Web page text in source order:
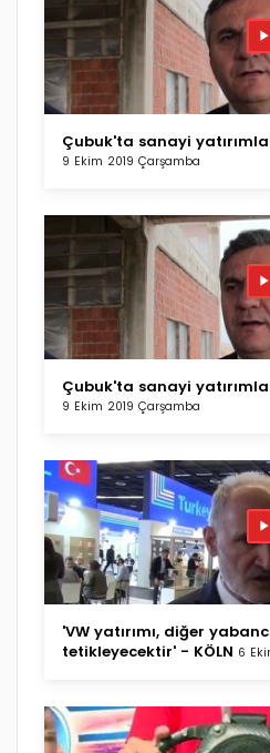
Çubuk'ta sanayi
9 Ekim 2019 Çarşamba
Çubuk'ta sanayi
9 Ekim 2019 Çarşamba
'VW yatırımı, diğer
tetikleyecektir' - KÖLN 6